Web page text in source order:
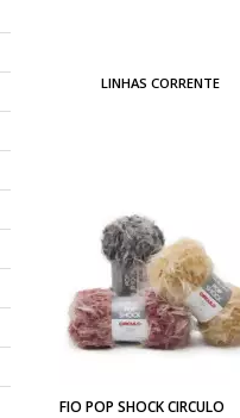
LINHAS CORRENTE
FIO POP SHOCK CIRCULO